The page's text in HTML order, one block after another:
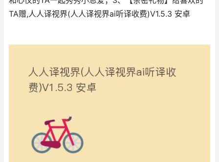
TA赠,人人译视界(人人译视界ai听译收费)V1.5.3 安卓